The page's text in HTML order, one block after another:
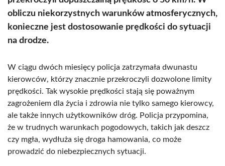
obliczu niekorzystnych warunków atmosferycznych,
konieczne jest dostosowanie prędkości do sytuacji
na drodze.
W ciągu dwóch miesięcy policja zatrzymała dwunastu
kierowców, którzy znacznie przekroczyli dozwolone limity
prędkości. Tak wysokie prędkości stają się poważnym
zagrożeniem dla życia i zdrowia nie tylko samego kierowcy,
ale także innych użytkowników dróg. Policja przypomina,
że w trudnych warunkach pogodowych, takich jak deszcz
czy mgła, wydłuża się droga hamowania, co może
prowadzić do niebezpiecznych sytuacji.